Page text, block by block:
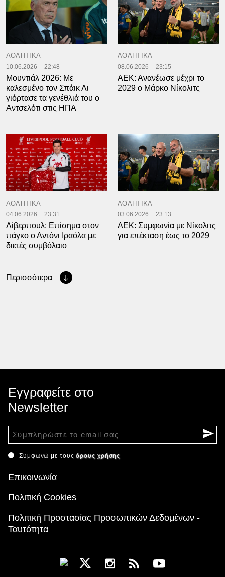
ΑΘΛΗΤΙΚΑ
10.06.2026 22:48
Μουντιάλ 2026: Με
καλεσμένο τον Σπάικ Λι
γιόρτασε τα γενέθλιά του ο
Αντσελότι στις ΗΠΑ
ΑΘΛΗΤΙΚΑ
08.06.2026 23:15
ΑΕΚ: Ανανέωσε μέχρι το
2029 ο Μάρκο Νίκολιτς
ΑΘΛΗΤΙΚΑ
04.06.2026 23:31
Λίβερπουλ: Επίσημα στον
πάγκο ο Αντόνι Ιραόλα με
διετές συμβόλαιο
ΑΘΛΗΤΙΚΑ
03.06.2026 23:13
ΑΕΚ: Συμφωνία με Νίκολιτς
για επέκταση έως το 2029
Περισσότερα
Εγγραφείτε στο
Newsletter
Συμφωνώ με τουςόρους χρήσης
Επικοινωνία
Πολιτική Cookies
Πολιτική Προστασίας Προσωπικών Δεδομένων -
Ταυτότητα